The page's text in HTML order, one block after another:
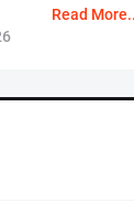
Read More..